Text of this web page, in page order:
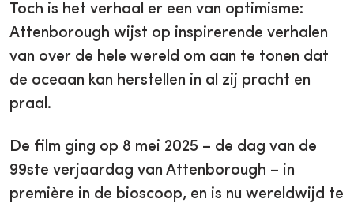
Toch is het verhaal er een van optimisme:
Attenborough wijst op inspirerende verhalen
van over de hele wereld om aan te tonen dat
de oceaan kan herstellen in al zij pracht en
praal.
De film ging op 8 mei 2025 – de dag van de
99ste verjaardag van Attenborough – in
première in de bioscoop, en is nu wereldwijd te